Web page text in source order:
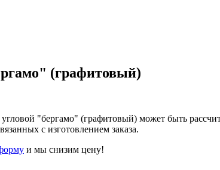
(графитовый)
"бергамо" (графитовый) может быть
с изготовлением заказа.
и мы снизим цену!